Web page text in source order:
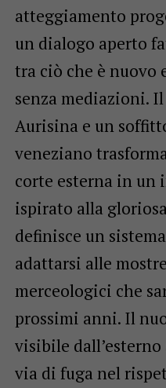
atteggiamento
un dialogo aperto
tra ciò che è nuovo
senza mediazioni.
Aurisina e un
veneziano
corte esterna in un
ispirato alla
definisce un
adattarsi alle
merceologici che
prossimi anni. Il
visibile dall’esterno
via di fuga nel